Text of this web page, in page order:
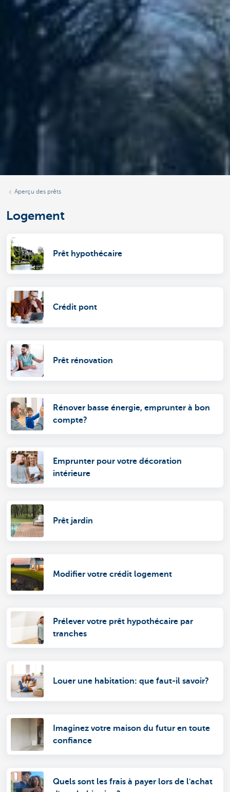
Aperçu des prêts
Logement
Prêt hypothécaire
Crédit pont
Prêt rénovation
Rénover basse énergie, emprunter à bon
compte?
Emprunter pour votre décoration
intérieure
Prêt jardin
Modifier votre crédit logement
Prélever votre prêt hypothécaire par
tranches
Louer une habitation: que faut-il savoir?
Imaginez votre maison du futur en toute
confiance
Quels sont les frais à payer lors de l'achat